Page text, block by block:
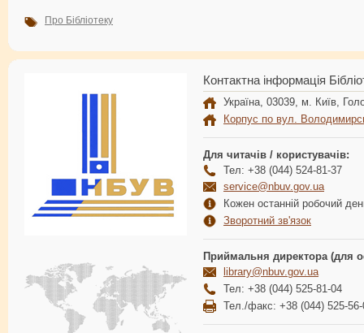
Про Бібліотеку
Контактна інформація
Україна, 03039, м. Київ,
Корпус по вул.
Для читачів / користувачів:
Тел: +38 (044) 524-81-37
service@nbuv.gov.ua
Кожен останній робочий
Зворотний зв'язок
Приймальня директора (для
library@nbuv.gov.ua
Тел: +38 (044) 525-81-04
Тел./факс: +38 (044) 525-56-